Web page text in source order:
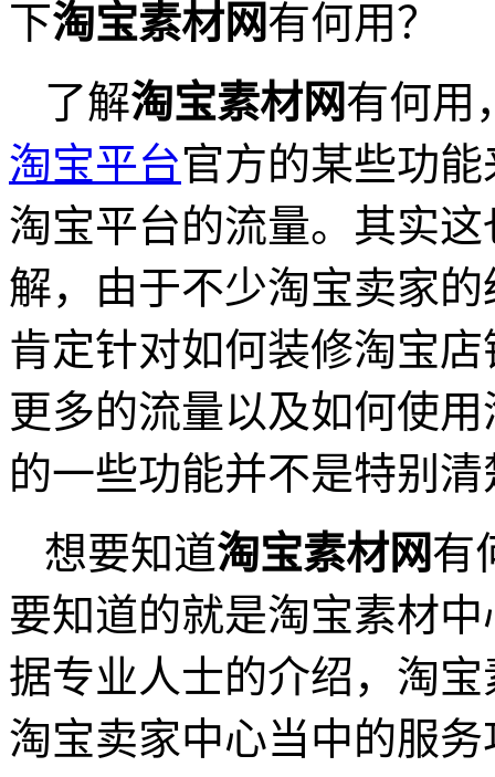
下淘宝素材网有何用？
了解淘宝素材网有何用
淘宝平台官方的某些功
淘宝平台的流量。其实
解，由于不少淘宝卖家
肯定针对如何装修淘宝
更多的流量以及如何使
的一些功能并不是特别清
想要知道淘宝素材网有
要知道的就是淘宝素材
据专业人士的介绍，淘
淘宝卖家中心当中的服